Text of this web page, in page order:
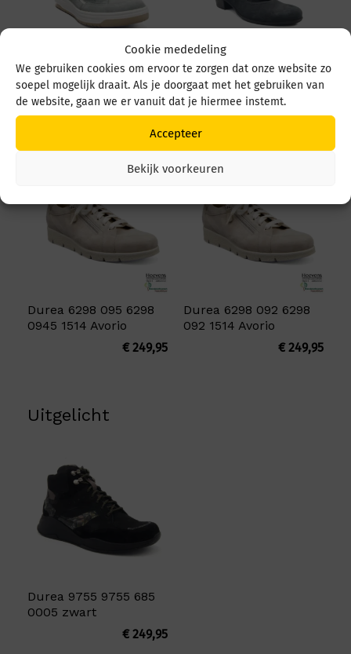
Cookie mededeling
We gebruiken cookies om ervoor te zorgen dat onze website zo
soepel mogelijk draait. Als je doorgaat met het gebruiken van
de website, gaan we er vanuit dat je hiermee instemt.
Accepteer
Bekijk voorkeuren
Durea 6299 684 6299
684 1526 L. Ocean/wit
€259,95
Durea 5679 5679 035
4549 Zwart
€219,95
Durea 6298 095 6298
0945 1514 Avorio
€249,95
Durea 6298 092 6298
092 1514 Avorio
€249,95
Uitgelicht
Durea 9755 9755 685
0005 zwart
€249,95